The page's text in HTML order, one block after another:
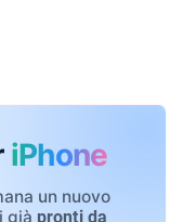
iPhone
un nuovo
già pronti da